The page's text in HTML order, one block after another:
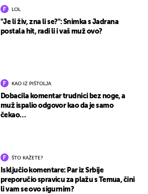
LOL
"Je li živ, zna li se?": Snimka s Jadrana
postala hit, radi li i vaš muž ovo?
KAO IZ PIŠTOLJA
Dobacila komentar trudnici bez noge, a
muž ispalio odgovor kao da je samo
čekao…
ŠTO KAŽETE?
Isključio komentare: Par iz Srbije
preporučio spravicu za plažu s Temua, čini
li vam se ovo sigurnim?